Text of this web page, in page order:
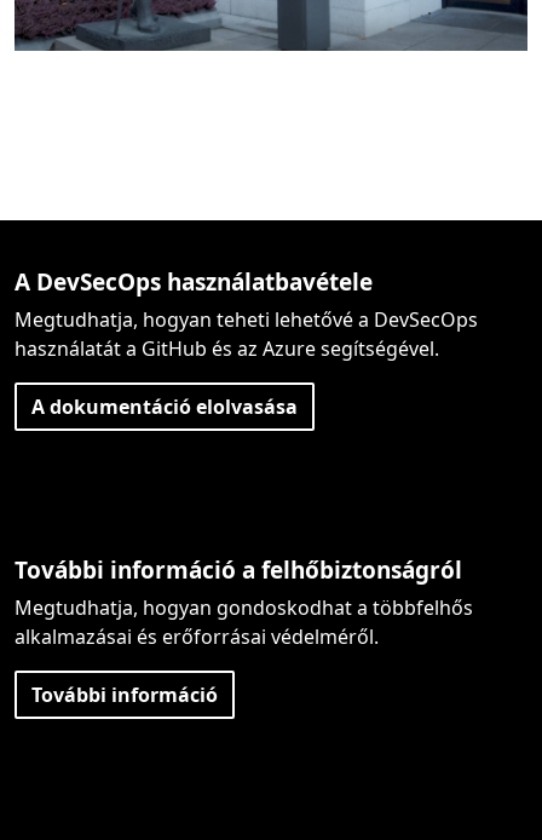
Vissza a lapokra
A DevSecOps használatbavétele
Megtudhatja, hogyan teheti lehetővé a DevSecOps
használatát a GitHub és az Azure segítségével.
A dokumentáció elolvasása
További információ a felhőbiztonságról
Megtudhatja, hogyan gondoskodhat a többfelhős
alkalmazásai és erőforrásai védelméről.
További információ